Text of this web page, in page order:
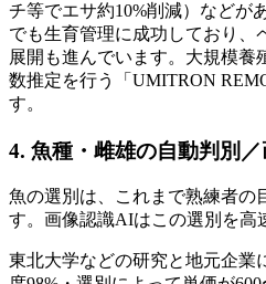
チ等でエサ約10%削減）などが
でも生育管理に成功しており、
展開も進んでいます。大規模養
数推定を行う「UMITRON
す。
4. 魚種・雌雄の自動判別
魚の選別は、これまで熟練者の
す。画像認識AIはこの選別を高
東北大学などの研究と地元企業